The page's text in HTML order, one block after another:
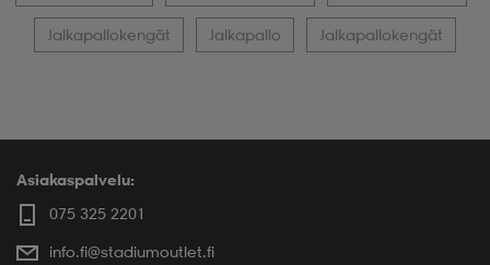
Jalkapallokengät Jalkapallo Jalkapallokengät
Asiakaspalvelu:
075 325 2201
info.fi@stadiumoutlet.fi